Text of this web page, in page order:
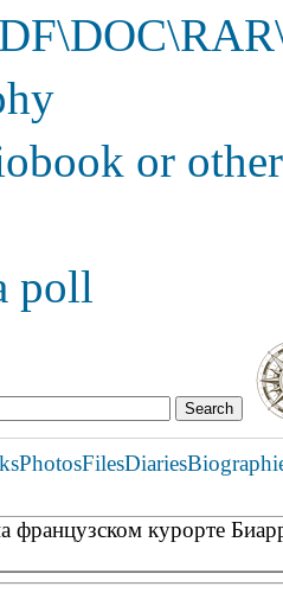
or
poll
PhotosFilesDiaries
французском курорте